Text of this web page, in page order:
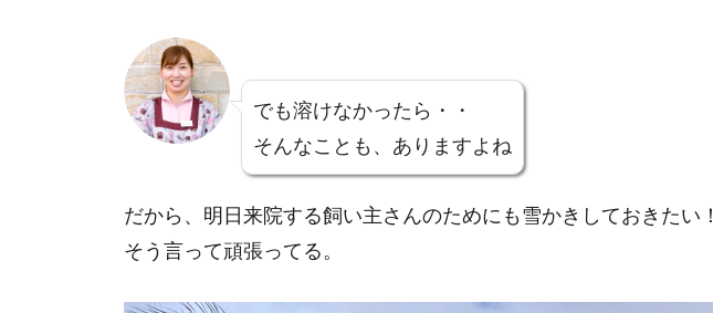
でも溶けなかったら・・
そんなことも、ありますよね
だから、明日来院する飼い主さんのためにも雪かきしておきたい！
そう言って頑張ってる。